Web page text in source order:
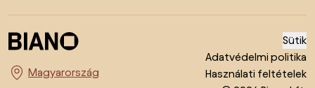
Ország megváltoztatása
Sütik
Adatvédelmi politika
Használati feltételek